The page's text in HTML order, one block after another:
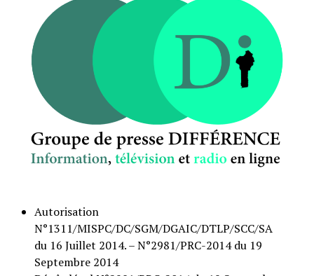
Autorisation
N°1311/MISPC/DC/SGM/DGAIC/DTLP/SCC/SA
du 16 Juillet 2014. – N°2981/PRC-2014 du 19
Septembre 2014